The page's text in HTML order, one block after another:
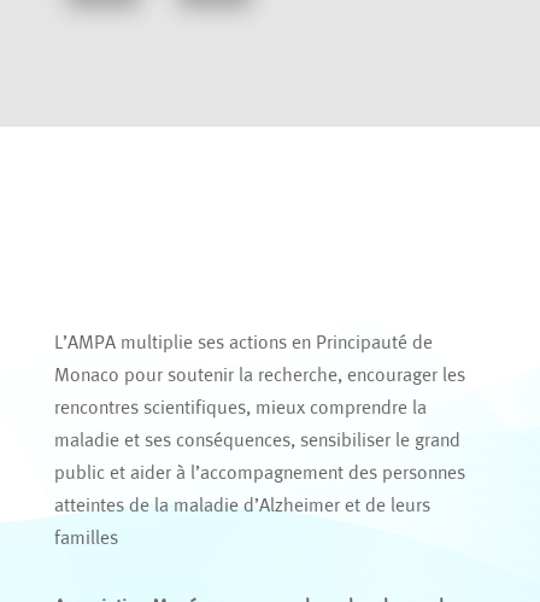
L’AMPA multiplie ses actions en Principauté de
Monaco pour soutenir la recherche, encourager les
rencontres scientifiques, mieux comprendre la
maladie et ses conséquences, sensibiliser le grand
public et aider à l’accompagnement des personnes
atteintes de la maladie d’Alzheimer et de leurs
familles